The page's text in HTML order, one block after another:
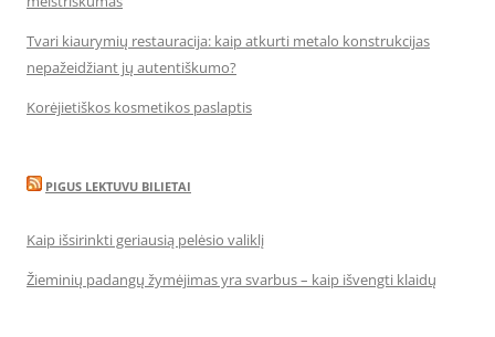
Tvari kiaurymių restauracija: kaip atkurti metalo konstrukcijas
nepažeidžiant jų autentiškumo?
Korėjietiškos kosmetikos paslaptis
PIGUS LEKTUVU BILIETAI
Kaip išsirinkti geriausią pelėsio valiklį
Žieminių padangų žymėjimas yra svarbus – kaip išvengti klaidų